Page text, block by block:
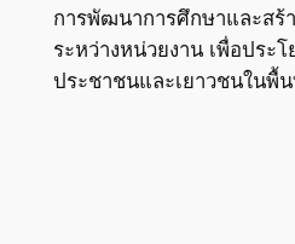
การพัฒนาการศึกษาและสร้
ระหว่างหน่วยงาน เพื่อประ
ประชาชนและเยาวชนในพื้